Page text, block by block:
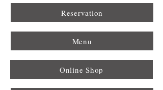
Reservation
Menu
Online Shop